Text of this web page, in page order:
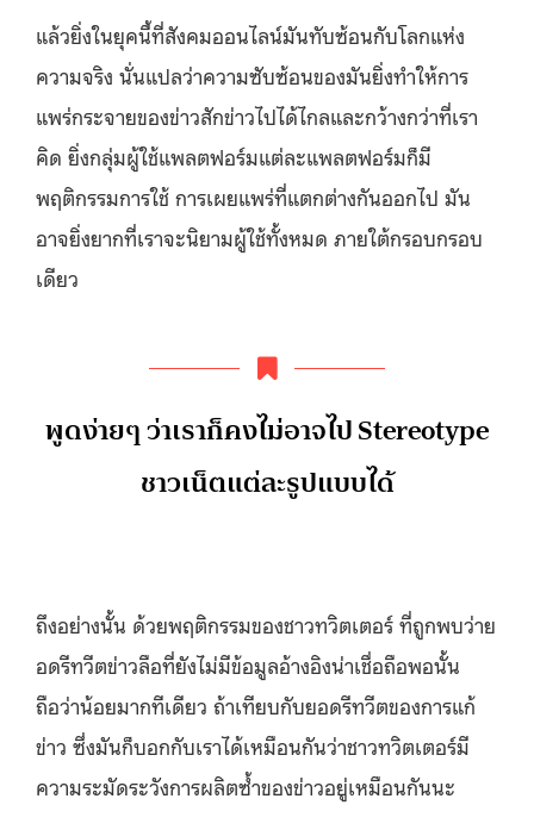
แล้วยิ่งในยุคนี้ที่สังคมออนไลน์มันทับซ้อนกับโลกแห่ง
ความจริง นั่นแปลว่าความซับซ้อนของมันยิ่งทำให้การ
แพร่กระจายของข่าวสักข่าวไปได้ไกลและกว้างกว่าที่เรา
คิด ยิ่งกลุ่มผู้ใช้แพลตฟอร์มแต่ละแพลตฟอร์มก็มี
พฤติกรรมการใช้ การเผยแพร่ที่แตกต่างกันออกไป มัน
อาจยิ่งยากที่เราจะนิยามผู้ใช้ทั้งหมด ภายใต้กรอบกรอบ
เดียว
พูดง่ายๆ ว่าเราก็คงไม่อาจไป Stereotype
ชาวเน็ตแต่ละรูปแบบได้
ถึงอย่างนั้น ด้วยพฤติกรรมของชาวทวิตเตอร์ ที่ถูกพบว่าย
อดรีทวีตข่าวลือที่ยังไม่มีข้อมูลอ้างอิงน่าเชื่อถือพอนั้น
ถือว่าน้อยมากทีเดียว ถ้าเทียบกับยอดรีทวีตของการแก้
ข่าว ซึ่งมันก็บอกกับเราได้เหมือนกันว่าชาวทวิตเตอร์มี
ความระมัดระวังการผลิตซ้ำของข่าวอยู่เหมือนกันนะ